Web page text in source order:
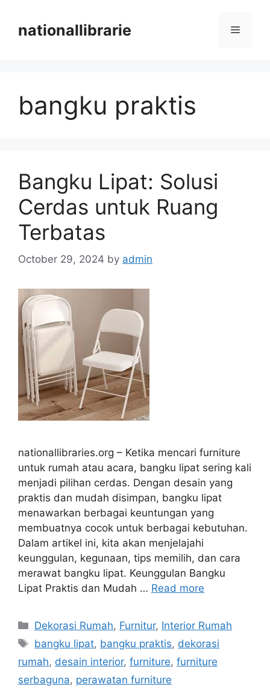
contentnationallibrarie Menu
bangku praktis
Bangku Lipat: Solusi
Cerdas untuk Ruang
Terbatas
October 29, 2024 by admin
nationallibraries.org – Ketika mencari furniture
untuk rumah atau acara, bangku lipat sering kali
menjadi pilihan cerdas. Dengan desain yang
praktis dan mudah disimpan, bangku lipat
menawarkan berbagai keuntungan yang
membuatnya cocok untuk berbagai kebutuhan.
Dalam artikel ini, kita akan menjelajahi
keunggulan, kegunaan, tips memilih, dan cara
merawat bangku lipat. Keunggulan Bangku
Lipat Praktis dan Mudah … Read more
Categories
Dekorasi Rumah, Furnitur, Interior Rumah
Tags
bangku lipat, bangku praktis, dekorasi
rumah, desain interior, furniture, furniture
serbaguna, perawatan furniture